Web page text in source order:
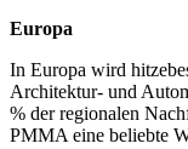
Europa
In Europa wird
Architektur- und
% der regionalen
PMMA eine beliebte